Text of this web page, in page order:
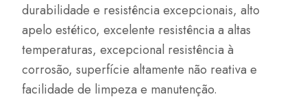
durabilidade e resistência excepcionais, alto
apelo estético, excelente resistência a altas
temperaturas, excepcional resistência à
corrosão, superfície altamente não reativa e
facilidade de limpeza e manutenção.